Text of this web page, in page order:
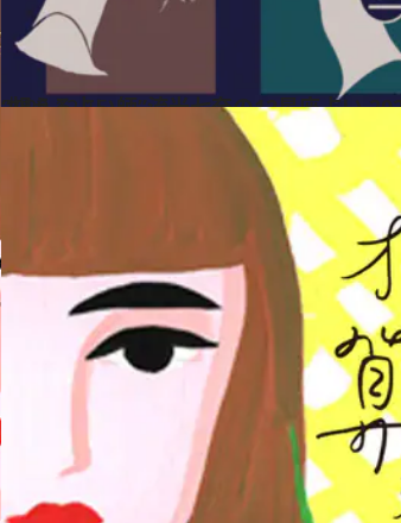
2020.12.15
“視える占い師”流光七奈の12星座占い
占い